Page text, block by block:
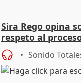
Sira Rego opina
respeto al
Sonido